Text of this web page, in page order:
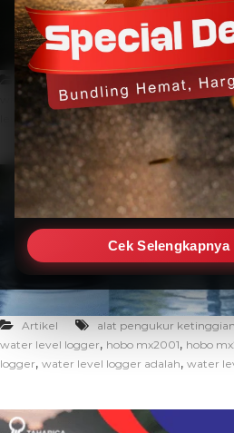
Cek Selengkapnya
Artikel apa itu water level data
water level logger , hobo water level
level sensor data logger adalah, water
Artikel alat pengukur
water level logger, hobo mx2001, hobo
logger, water level logger adalah, water